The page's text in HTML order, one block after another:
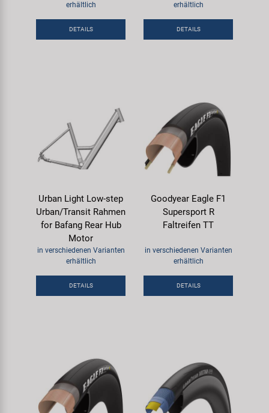
erhältlich
DETAILS
erhältlich
DETAILS
Urban Light Low-step
Urban/Transit Rahmen
for Bafang Rear Hub
Motor
in verschiedenen Varianten
erhältlich
DETAILS
Goodyear Eagle F1
Supersport R
Faltreifen TT
in verschiedenen Varianten
erhältlich
DETAILS